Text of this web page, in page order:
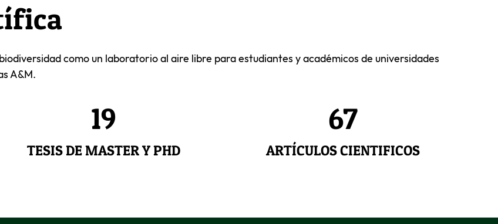
como un laboratorio al aire libre para estudiantes y académicos de universidades
A&M.
19
TESIS DE MASTER Y PHD
67
ARTÍCULOS CIENTIFICOS